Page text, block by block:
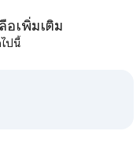
อเพิ่มเติม
ปนี้